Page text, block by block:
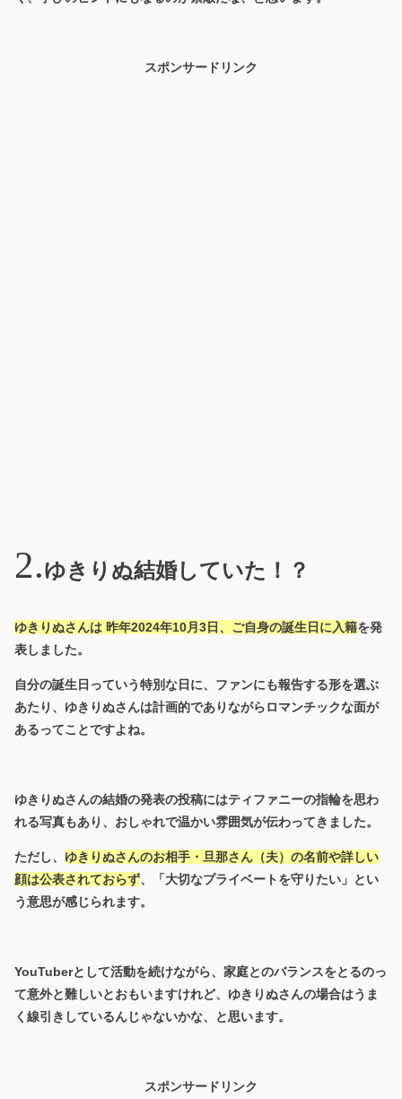
スポンサードリンク
ゆきりぬ結婚していた！？
ゆきりぬさんは 昨年2024年10月3日、ご自身の誕生日に入籍を発
表しました。
自分の誕生日っていう特別な日に、ファンにも報告する形を選ぶ
あたり、ゆきりぬさんは計画的でありながらロマンチックな面が
あるってことですよね。
ゆきりぬさんの結婚の発表の投稿にはティファニーの指輪を思わ
れる写真もあり、おしゃれで温かい雰囲気が伝わってきました。
ただし、 ゆきりぬさんのお相手・旦那さん（夫）の名前や詳しい
顔は公表されておらず、「大切なプライベートを守りたい」とい
う意思が感じられます。
YouTuberとして活動を続けながら、家庭とのバランスをとるのっ
て意外と難しいとおもいますけれど、ゆきりぬさんの場合はうま
く線引きしているんじゃないかな、と思います。
スポンサードリンク